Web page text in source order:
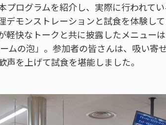
プログラムを紹介し、実際に行われて
デモンストレーションと試食を体験し
軽快なトークと共に披露したメニュー
ムの泡」。参加者の皆さんは、吸い寄
声を上げて試食を堪能しました。